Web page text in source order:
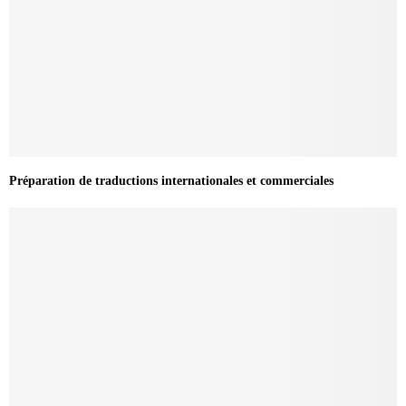
Préparation de traductions internationales et commerciales